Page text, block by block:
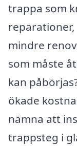
trappa som
mindre
som måste
kan
ökade
nämna att
trappsteg i